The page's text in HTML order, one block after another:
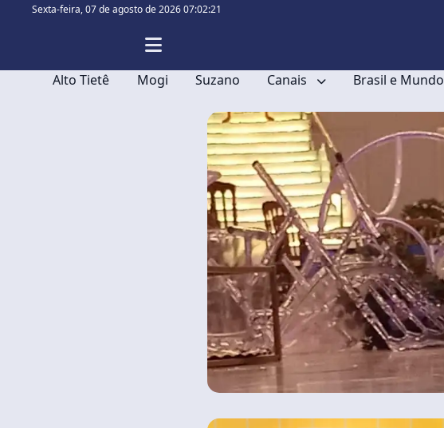
Sexta-feira,07 de agosto de 2026 07:02:21
Alto Tietê Mogi Suzano Canais Brasil e Mundo